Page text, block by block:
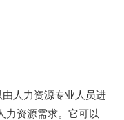
人力资源专业人员进
力资源需求。它可以